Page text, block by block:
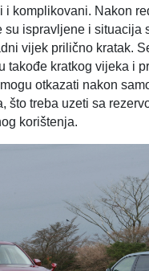
i komplikovani. Nakon
su ispravljene i situacija
vijek prilično kratak.
takođe kratkog vijeka i
otkazati nakon
što treba uzeti sa
korištenja.